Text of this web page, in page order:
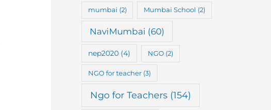
mumbai (2) Mumbai School (2)
NaviMumbai (60)
nep2020 (4) NGO (2)
NGO for teacher(3)
Ngo for Teachers(154)